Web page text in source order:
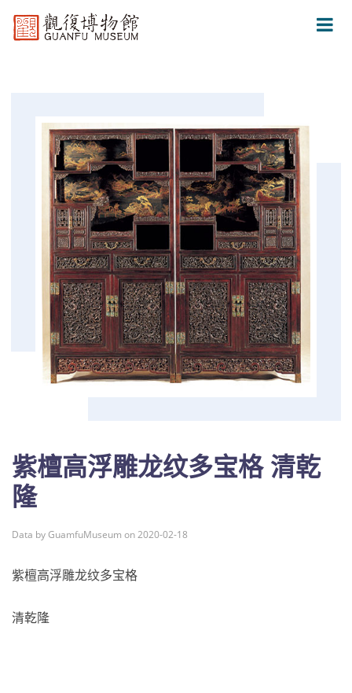
紫檀高浮雕龙纹多宝格 清乾
隆
Data by GuamfuMuseum on 2020-02-18
紫檀高浮雕龙纹多宝格
清乾隆